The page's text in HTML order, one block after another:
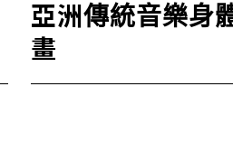
亞洲傳統音樂身
畫